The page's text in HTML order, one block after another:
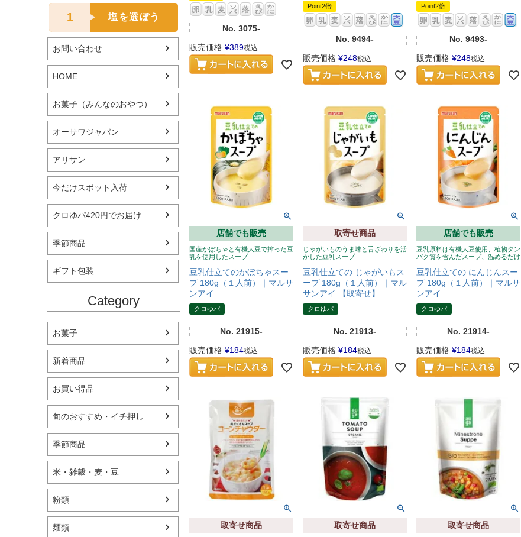
1 塩を選ぼう
お問い合わせ
HOME
お菓子（みんなのおやつ）
オーサワジャパン
アリサン
今だけスポット入荷
クロゆパ420円でお届け
季節商品
ギフト包装
Category
お菓子
新着商品
お買い得品
旬のおすすめ・イチ押し
季節商品
米・雑穀・麦・豆
粉類
麺類
No. 3075-
販売価格 ¥389税込
Point2倍
No. 9494-
販売価格 ¥248税込
Point2倍
No. 9493-
販売価格 ¥248税込
店舗でも販売
国産かぼちゃと有機大豆で搾った豆
乳を使用したスープ
豆乳仕立てのかぼちゃスー
プ 180g（１人前）｜マルサ
ンアイ
クロゆパ
No. 21915-
販売価格 ¥184税込
取寄せ商品
じゃがいものうま味と舌ざわりを活
かした豆乳スープ
豆乳仕立ての じゃがいもス
ープ 180g（１人前）｜マル
サンアイ 【取寄せ】
クロゆパ
No. 21913-
販売価格 ¥184税込
店舗でも販売
豆乳原料は有機大豆使用、植物タン
パク質を含んだスープ、温めるだけ
豆乳仕立ての にんじんスー
プ 180g（１人前）｜マルサ
ンアイ
クロゆパ
No. 21914-
販売価格 ¥184税込
取寄せ商品 取寄せ商品 取寄せ商品